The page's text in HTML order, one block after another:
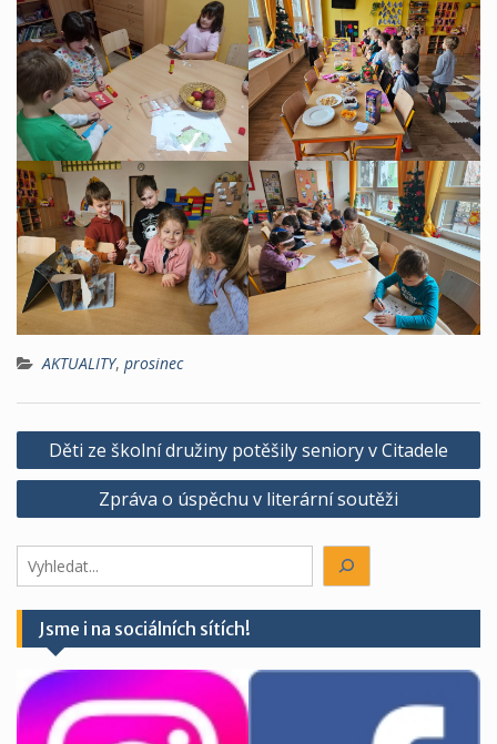
AKTUALITY, prosinec
Navigace
pro
příspěvek
Děti ze školní družiny potěšily seniory v Citadele
Zpráva o úspěchu v literární soutěži
Hledáte
něco?
Jsme i na sociálních sítích!